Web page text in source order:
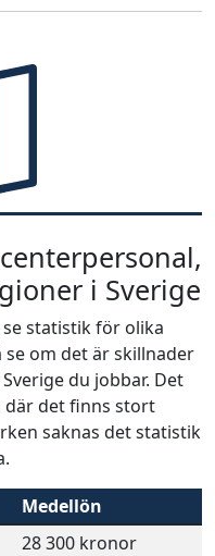
i Sverige
statistik för olika
se om det är skillnader
du jobbar. Det
där det finns stort
saknas det statistik
Medellön
28 300 kronor